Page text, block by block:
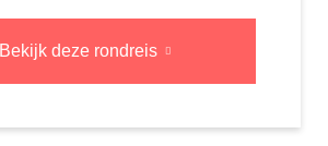
Bekijk deze rondreis